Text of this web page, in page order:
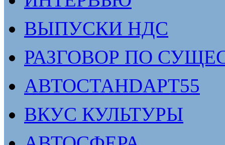
ВЫПУСКИ НДС
РАЗГОВОР ПО
АВТОСТАНDАРТ55
ВКУС КУЛЬТУРЫ